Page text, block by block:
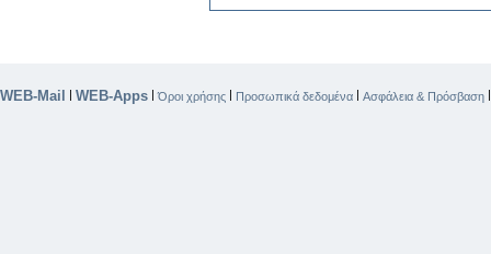
WEB-Mail | WEB-Apps |Όροι χρήσης | Προσωπικά δεδομένα | Ασφάλεια & Πρόσβαση